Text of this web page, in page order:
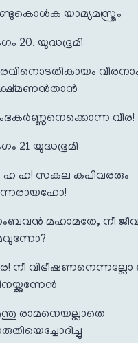
യാമ്യമസ്ത്രം
20. യുദ്ധഭൂമി
വീര!
21 യുദ്ധഭൂമി
ഹ ഹ! സകല കപിവരരും
മഹാമതേ, നീ
നീ
രാമനെയല്ലാതെ